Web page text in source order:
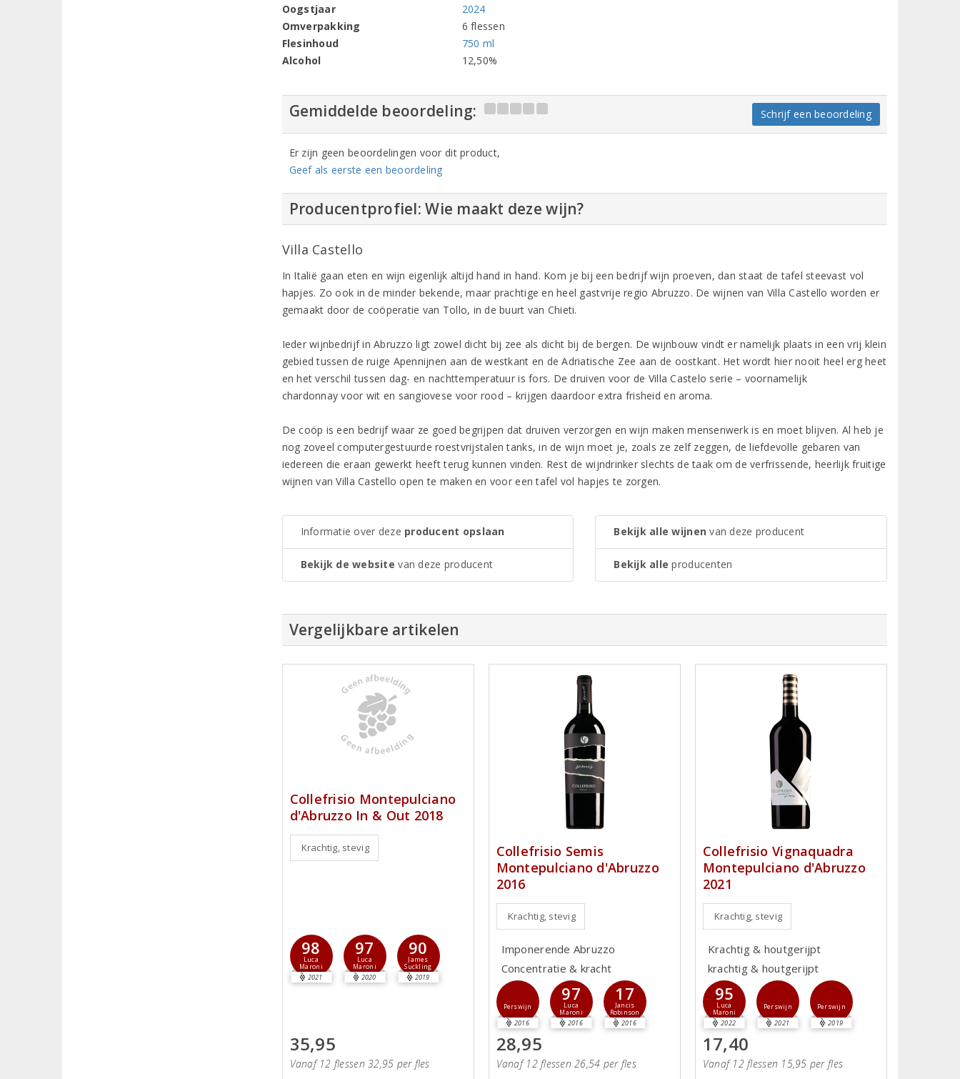
Oogstjaar
2024
Omverpakking
6 flessen
Flesinhoud
750 ml
Alcohol
12,50%
Gemiddelde beoordeling: Schrijf een beoordeling
Er zijn geen beoordelingen voor dit product,
Geef als eerste een beoordeling
Producentprofiel: Wie maakt deze wijn?
Villa Castello
In Italië gaan eten en wijn eigenlijk altijd hand in hand. Kom je bij een bedrijf wijn proeven, dan staat de tafel steevast vol
hapjes. Zo ook in de minder bekende, maar prachtige en heel gastvrije regio Abruzzo. De wijnen van Villa Castello worden er
gemaakt door de coöperatie van Tollo, in de buurt van Chieti.
Ieder wijnbedrijf in Abruzzo ligt zowel dicht bij zee als dicht bij de bergen. De wijnbouw vindt er namelijk plaats in een vrij klein
gebied tussen de ruige Apennijnen aan de westkant en de Adriatische Zee aan de oostkant. Het wordt hier nooit heel erg heet
en het verschil tussen dag- en nachttemperatuur is fors. De druiven voor de Villa Castelo serie – voornamelijk
chardonnay voor wit en sangiovese voor rood – krijgen daardoor extra frisheid en aroma.
De coöp is een bedrijf waar ze goed begrijpen dat druiven verzorgen en wijn maken mensenwerk is en moet blijven. Al heb je
nog zoveel computergestuurde roestvrijstalen tanks, in de wijn moet je, zoals ze zelf zeggen, de liefdevolle gebaren van
iedereen die eraan gewerkt heeft terug kunnen vinden. Rest de wijndrinker slechts de taak om de verfrissende, heerlijk fruitige
wijnen van Villa Castello open te maken en voor een tafel vol hapjes te zorgen.
Informatie over deze producent opslaan
Bekijk de website van deze producent
Bekijk alle wijnen van deze producent
Bekijk alle producenten
Vergelijkbare artikelen
Collefrisio Montepulciano
d'Abruzzo In & Out 2018
Krachtig, stevig
98
Luca
Maroni
2021
97
Luca
Maroni
2020
90
James
Suckling
2019
35,95
Vanaf 12 flessen 32,95 per fles
Collefrisio Semis
Montepulciano d'Abruzzo
2016
Krachtig, stevig
Imponerende Abruzzo
Concentratie & kracht
Perswijn
2016
97
Luca
Maroni
2016
17
Jancis
Robinson
2016
28,95
Vanaf 12 flessen 26,54 per fles
Collefrisio Vignaquadra
Montepulciano d'Abruzzo
2021
Krachtig, stevig
Krachtig & houtgerijpt
krachtig & houtgerijpt
95
Luca
Maroni
2022
Perswijn
2021
Perswijn
2019
17,40
Vanaf 12 flessen 15,95 per fles